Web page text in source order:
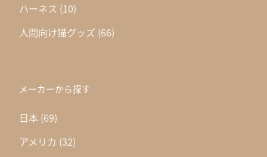
ハーネス (10)
人間向け猫グッズ (66)
メーカーから探す
日本 (69)
アメリカ (32)